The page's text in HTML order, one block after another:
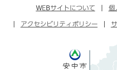
ス
ッ
タ
WEBサイトについて 個
アクセシビリティポリシー